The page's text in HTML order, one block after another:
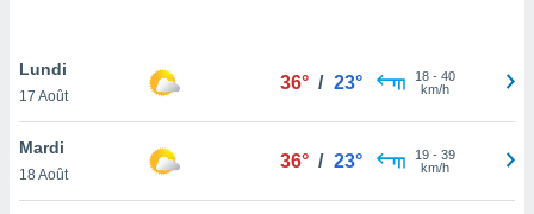
notre
que
Lundi
17 Août
36° / 23° 18- 40
km/h
Mardi
18 Août
36° / 23° 19- 39
km/h